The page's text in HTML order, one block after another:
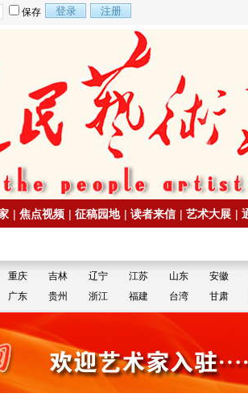
保存
| 焦点视频 | 征稿园地 | 读者来信 | 艺术大展 |
重庆 吉林 辽宁 江苏 山东 安徽
广东 贵州 浙江 福建 台湾 甘肃